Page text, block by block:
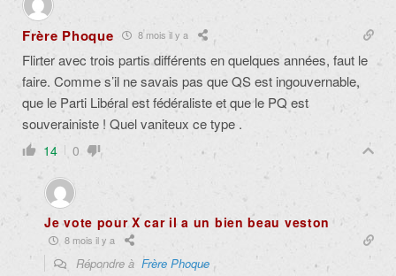
Frère Phoque 8 mois il y a
Flirter avec trois partis différents en quelques années, faut le
faire. Comme s’il ne savais pas que QS est ingouvernable,
que le Parti Libéral est fédéraliste et que le PQ est
souverainiste ! Quel vaniteux ce type .
14 0
Je vote pour X car il a un bien beau veston
8 mois il y a
Répondre à Frère Phoque